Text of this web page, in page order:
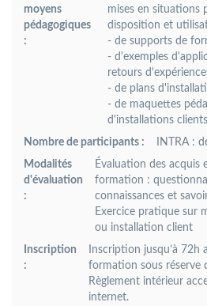
moyens
pédagogiques
:
mises en situations
disposition et
- de supports de
- d'exemples
retours
- de plans
- de maquettes
d'installations
Nombre de participants :
INTRA :
Modalités
d'évaluation
:
Évaluation des acquis
formation :
connaissances et
Exercice pratique sur
ou installation client
Inscription
:
Inscription jusqu’à 72h
formation sous réserve
Règlement intérieur
internet.